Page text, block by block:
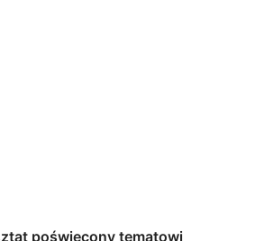
poświęcony tematowi